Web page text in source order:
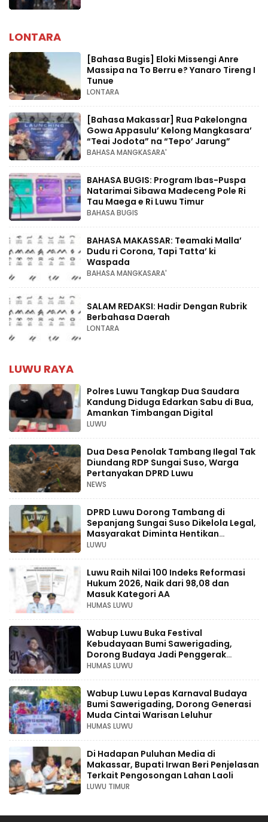
LONTARA
[Bahasa Bugis] ‎Eloki Missengi Anre
Massipa na To Berru e? Yanaro Tireng I
Tunue
LONTARA
[Bahasa Makassar] Rua Pakelongna
Gowa Appasulu’ Kelong Mangkasara’
“Teai Jodota” na “Tepo’ Jarung”
BAHASA MANGKASARA'
BAHASA BUGIS: Program Ibas-Puspa
Natarimai Sibawa Madeceng Pole Ri
Tau Maega e Ri Luwu Timur
BAHASA BUGIS
BAHASA MAKASSAR: Teamaki Malla’
Dudu ri Corona, Tapi Tatta’ ki
Waspada
BAHASA MANGKASARA'
SALAM REDAKSI: Hadir Dengan Rubrik
Berbahasa Daerah
LONTARA
LUWU RAYA
Polres Luwu Tangkap Dua Saudara
Kandung Diduga Edarkan Sabu di Bua,
Amankan Timbangan Digital
LUWU
Dua Desa Penolak Tambang Ilegal Tak
Diundang RDP Sungai Suso, Warga
Pertanyakan DPRD Luwu
NEWS
DPRD Luwu Dorong Tambang di
Sepanjang Sungai Suso Dikelola Legal,
Masyarakat Diminta Hentikan
Aktivitas Ilegal
LUWU
Luwu Raih Nilai 100 Indeks Reformasi
Hukum 2026, Naik dari 98,08 dan
Masuk Kategori AA
HUMAS LUWU
Wabup Luwu Buka Festival
Kebudayaan Bumi Sawerigading,
Dorong Budaya Jadi Penggerak
Ekonomi Kreatif
HUMAS LUWU
Wabup Luwu Lepas Karnaval Budaya
Bumi Sawerigading, Dorong Generasi
Muda Cintai Warisan Leluhur
HUMAS LUWU
Di Hadapan Puluhan Media di
Makassar, Bupati Irwan Beri Penjelasan
Terkait Pengosongan Lahan Laoli
LUWU TIMUR